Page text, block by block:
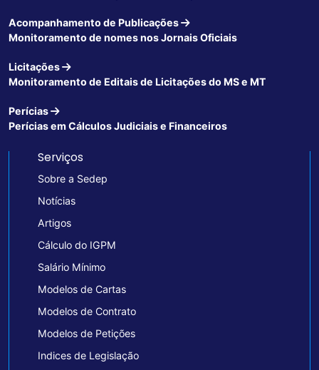
Acompanhamento de Publicações
Monitoramento de nomes nos Jornais Oficiais
Licitações
Monitoramento de Editais de Licitações do MS e MT
Perícias
Perícias em Cálculos Judiciais e Financeiros
Serviços
Sobre a Sedep
Notícias
Artigos
Cálculo do IGPM
Salário Mínimo
Modelos de Cartas
Modelos de Contrato
Modelos de Petições
Indices de Legislação